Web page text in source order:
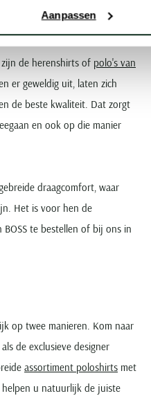
Aanpassen
de herenshirts of polo's van
er geweldig uit, laten zich
de beste kwaliteit. Dat zorgt
en ook op die manier
draagcomfort, waar
Het is voor hen de
te bestellen of bij ons in
op twee manieren. Kom naar
de exclusieve designer
assortiment poloshirts met
helpen u natuurlijk de juiste